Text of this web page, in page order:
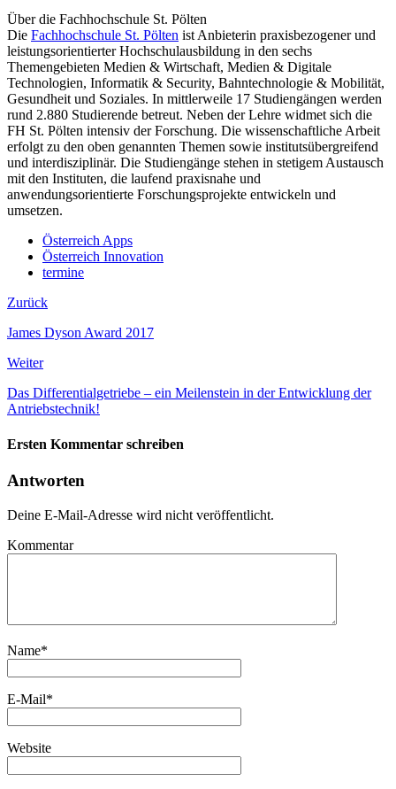
Über die Fachhochschule St. Pölten
Die Fachhochschule St. Pölten ist Anbieterin praxisbezogener und
leistungsorientierter Hochschulausbildung in den sechs
Themengebieten Medien & Wirtschaft, Medien & Digitale
Technologien, Informatik & Security, Bahntechnologie & Mobilität,
Gesundheit und Soziales. In mittlerweile 17 Studiengängen werden
rund 2.880 Studierende betreut. Neben der Lehre widmet sich die
FH St. Pölten intensiv der Forschung. Die wissenschaftliche Arbeit
erfolgt zu den oben genannten Themen sowie institutsübergreifend
und interdisziplinär. Die Studiengänge stehen in stetigem Austausch
mit den Instituten, die laufend praxisnahe und
anwendungsorientierte Forschungsprojekte entwickeln und
umsetzen.
Österreich Apps
Österreich Innovation
termine
Zurück
James Dyson Award 2017
Weiter
Das Differentialgetriebe – ein Meilenstein in der Entwicklung der
Antriebstechnik!
Ersten Kommentar schreiben
Antworten
Deine E-Mail-Adresse wird nicht veröffentlicht.
Kommentar
Name*
E-Mail*
Website